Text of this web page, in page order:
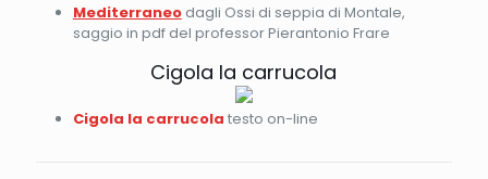
Mediterraneodagli Ossi di seppia di Montale,
saggio in pdf del professor Pierantonio Frare
Cigola la carrucola
Cigola la carrucola testo on-line